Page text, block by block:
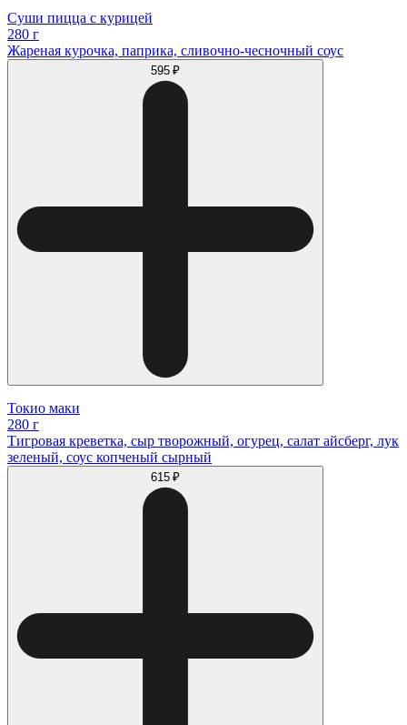
Суши пицца с курицей
280 г
Жареная курочка, паприка, сливочно-чесночный соус
595 ₽
Токио маки
280 г
Тигровая креветка, сыр творожный, огурец, салат айсберг, лук
зеленый, соус копченый сырный
615 ₽